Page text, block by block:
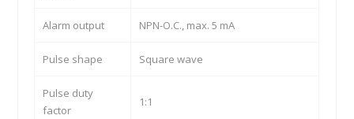
Alarm output NPN-O.C., max. 5 mA
Pulse shape Square wave
Pulse duty
factor
1:1